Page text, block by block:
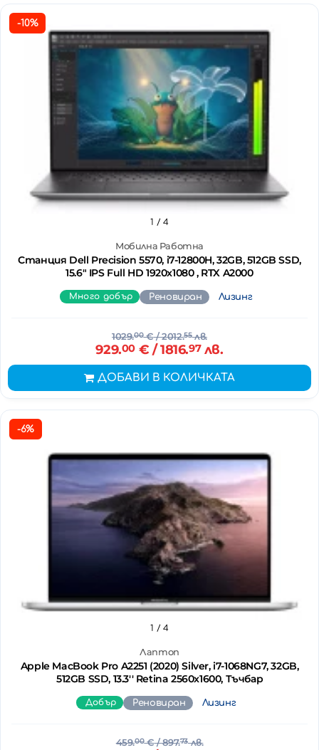
-10%
Мобилна Работна
Станция Dell Precision 5570, i7-12800H, 32GB, 512GB SSD,
15.6" IPS Full HD 1920x1080 , RTX A2000
1 / 4
Много добър Реновиран Лизинг
1029.00€/ 2012.55лв.
929.00€ / 1816.97лв.
ДОБАВИ В КОЛИЧКАТА
-6%
Лаптоп
Apple MacBook Pro A2251 (2020) Silver, i7-1068NG7, 32GB,
512GB SSD, 13.3'' Retina 2560x1600, Тъчбар
1 / 4
Добър Реновиран Лизинг
459.00€/ 897.73лв.